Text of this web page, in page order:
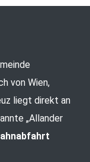
von Wien,
liegt direkt an
„Allander